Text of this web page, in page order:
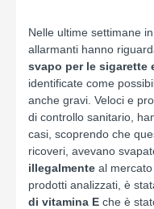
Nelle ultime settimane
allarmanti hanno
svapo per le sigarette
identificate come
anche gravi. Veloci e
di controllo sanitario,
casi, scoprendo che
ricoveri, avevano
illegalmente al
prodotti analizzati, è
di vitamina E che è